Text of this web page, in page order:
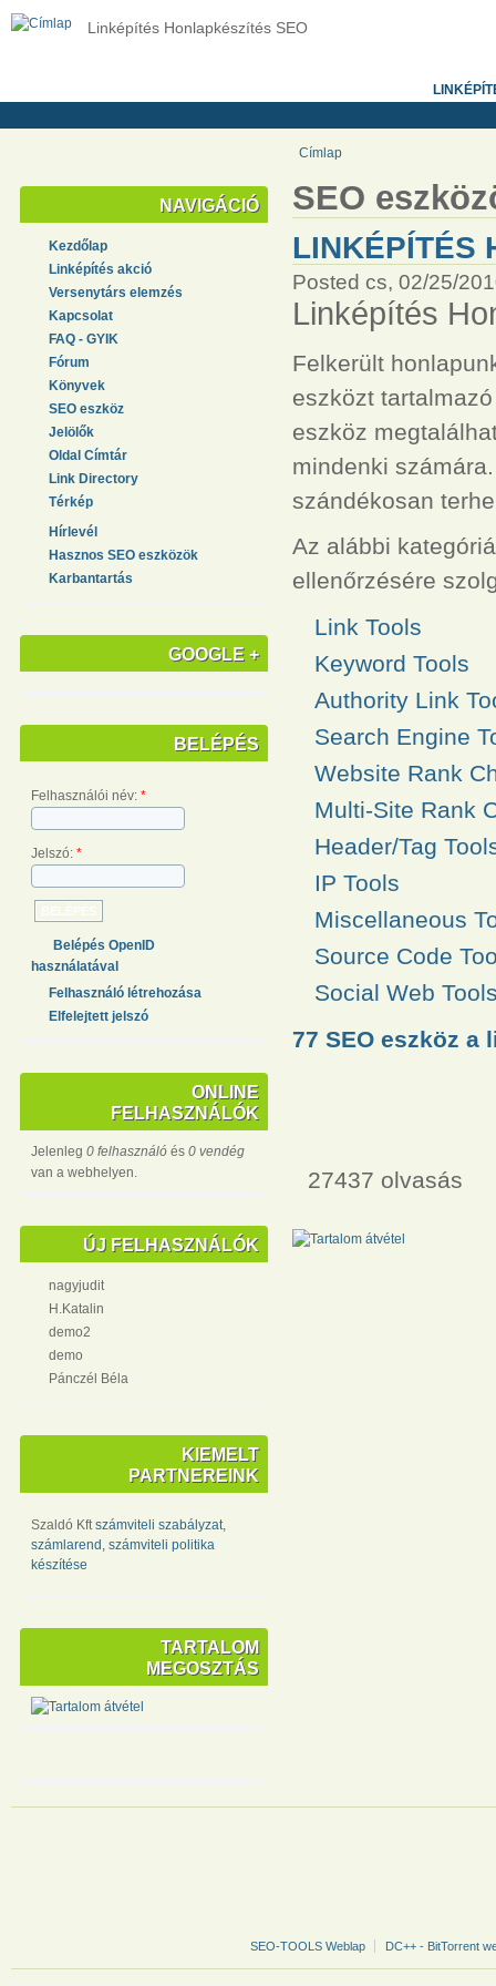
Linképítés Honlapkészítés SEO
Címlap
NAVIGÁCIÓ
Kezdőlap
Linképítés akció
Versenytárs elemzés
Kapcsolat
FAQ - GYIK
Fórum
Könyvek
SEO eszköz
Jelölők
Oldal Címtár
Link Directory
Térkép
Hírlevél
Hasznos SEO eszközök
Karbantartás
GOOGLE +
BELÉPÉS
Felhasználói név: *
Jelszó: *
Belépés OpenID
használatával
Felhasználó létrehozása
Elfelejtett jelszó
ONLINE
FELHASZNÁLÓK
Jelenleg 0 felhasználó és 0 vendég
van a webhelyen.
ÚJ FELHASZNÁLÓK
nagyjudit
H.Katalin
demo2
demo
Pánczél Béla
KIEMELT
PARTNEREINK
Szaldó Kftszámviteli szabályzat,
számlarend, számviteli politika
készítése
TARTALOM
MEGOSZTÁS
SEO
LINKÉPÍTÉS
Posted cs, 02/25/
Linképítés
Felkerült
eszközt
eszköz
mindenki
szándékosan
Az alábbi
ellenőrzésére
Link Tools
Keyword Tools
Authority Link
Search Engine
Website Rank
Multi-Site Rank
Header/Tag
IP Tools
Miscellaneous
Source Code
Social Web
77 SEO eszköz
27437 olvasás
SEO-TOOLS Weblap DC++ - BitTorrent